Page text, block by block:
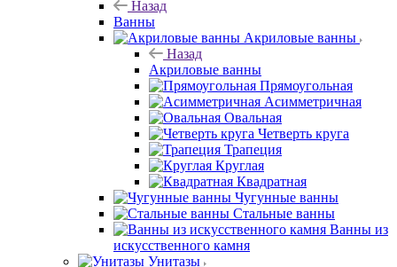
Назад
Ванны
Акриловые ванны
Назад
Акриловые ванны
Прямоугольная
Асимметричная
Овальная
Четверть круга
Трапеция
Круглая
Квадратная
Чугунные ванны
Стальные ванны
Ванны из
искусственного камня
Унитазы